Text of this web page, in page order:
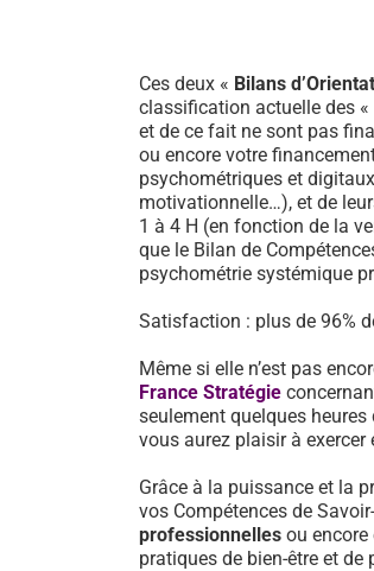
Ces deux « Bilans
classification actuelle des
et de ce fait ne sont pas
ou encore votre
psychométriques et
motivationnelle…), et de
1 à 4 H (en fonction de la
que le Bilan de
psychométrie systémique
Satisfaction : plus de 96%
Même si elle n’est pas
France Stratégie
seulement quelques
vous aurez plaisir à
Grâce à la puissance et la
vos Compétences de
professionnelles ou
pratiques de bien-être et de